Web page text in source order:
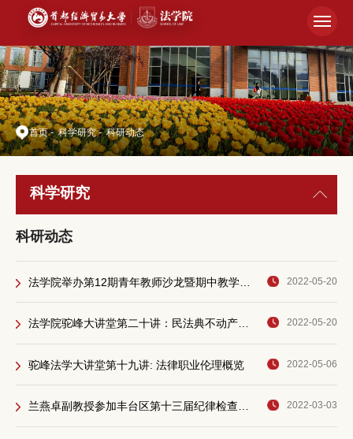
首页- 科学研究- 科研动态
科学研究
科研动态
2022-05-20
2022-05-20
法学院驼峰大讲堂第二十讲：民法典不动产抵押制度中的争议问题
2022-05-06
驼峰法学大讲堂第十九讲: 法律职业伦理概览
2022-03-03
兰燕卓副教授参加丰台区第十三届纪律检查委员会第二次全体会议